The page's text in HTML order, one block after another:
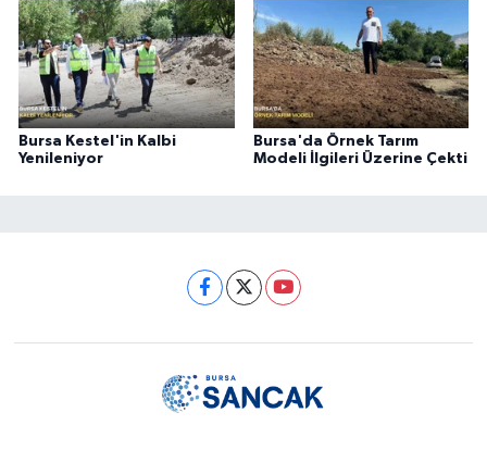
Bursa Kestel'in Kalbi
Yenileniyor
Bursa'da Örnek Tarım
Modeli İlgileri Üzerine Çekti